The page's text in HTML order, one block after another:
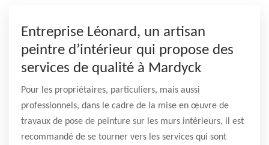
Entreprise Léonard, un artisan
peintre d’intérieur qui propose des
services de qualité à Mardyck
Pour les propriétaires, particuliers, mais aussi
professionnels, dans le cadre de la mise en œuvre de
travaux de pose de peinture sur les murs intérieurs, il est
recommandé de se tourner vers les services qui sont